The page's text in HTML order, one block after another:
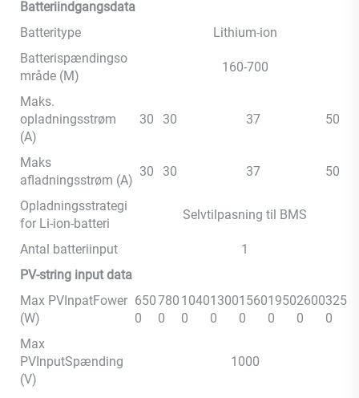
Batteriindgangsdata
Batteritype
Lithium-ion
Batterispændingso
mråde (M)
160-700
Maks.
opladningsstrøm
(A)
30 30 37 50
Maks
afladningsstrøm (A)
30 30 37 50
Opladningsstrategi
for Li-ion-batteri
Selvtilpasning til BMS
Antal batteriinput
1
PV-string input data
Max PVInpatFower
(W)
650
0
780
0
1040
0
1300
0
1560
0
1950
0
2600
0
3250
0
Max
PVInputSpænding
(V)
1000